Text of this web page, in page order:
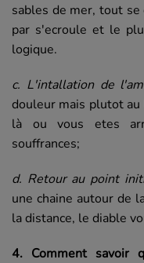
sables de mer, tout
par s'ecroule et le
logique.
c. L'intallation de
douleur mais plutot au
là ou vous etes
souffrances;
d. Retour au point
une chaine autour de
la distance, le diable
4. Comment savoir